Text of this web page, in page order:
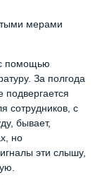
мерами
помощью
За полгода
сотрудников, с
бывает,
но
эти слышу,